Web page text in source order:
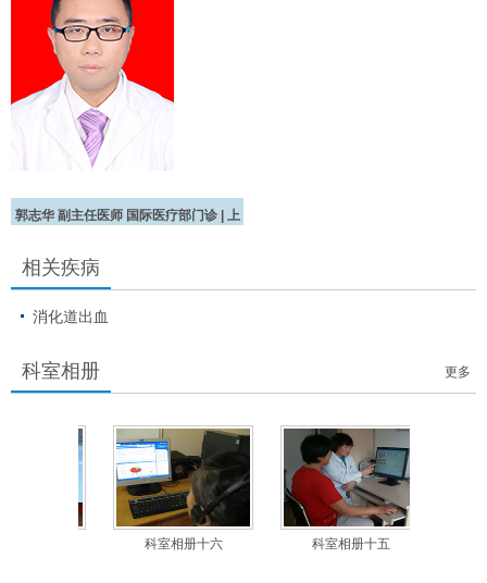
郭志华 副主任医师 国际医疗部门诊 | 上
相关疾病
消化道出血
科室相册 更多
科室相册十六 科室相册十五